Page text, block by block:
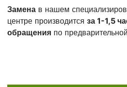
Замена в нашем
центре производится за 1-1,5
обращения по